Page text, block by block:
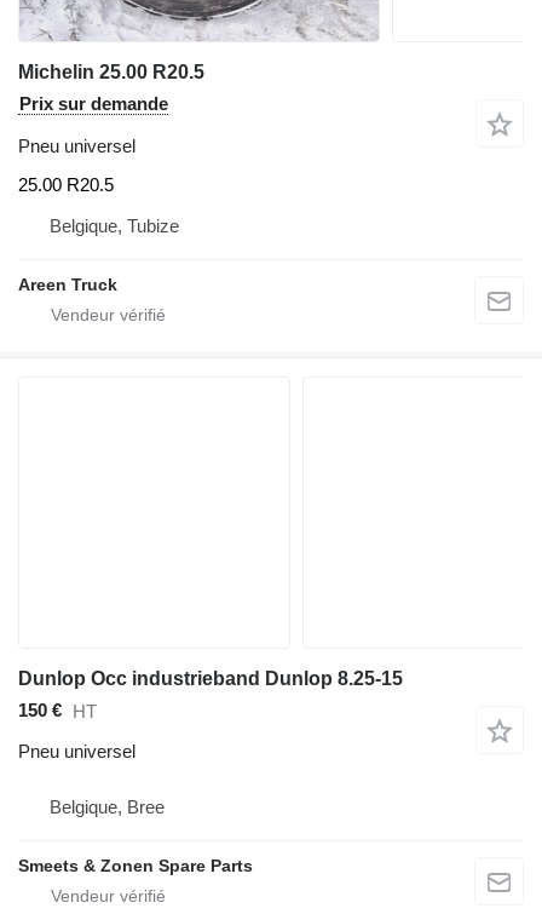
Michelin 25.00 R20.5
Prix sur demande
Pneu universel
25.00 R20.5
Belgique, Tubize
Areen Truck
Dunlop Occ industrieband Dunlop 8.25-15
150 € HT
Pneu universel
Belgique, Bree
Smeets & Zonen Spare Parts